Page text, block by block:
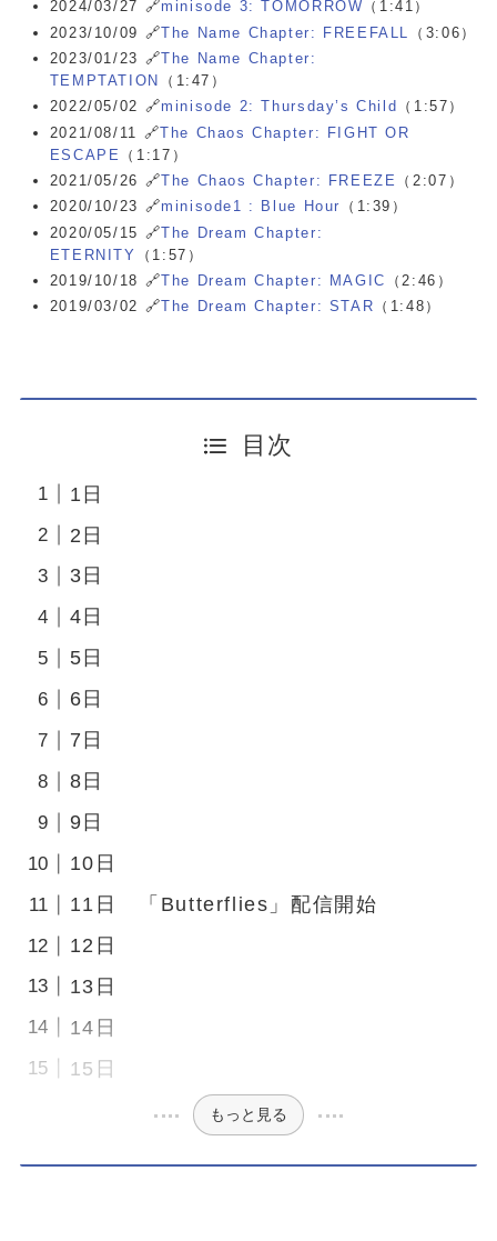
2024/03/27 🔗minisode 3: TOMORROW （1:41）
2023/10/09 🔗The Name Chapter: FREEFALL
（3:06）
2023/01/23 🔗The Name Chapter:
TEMPTATION
（1:47）
2022/05/02 🔗minisode 2: Thursday’s Child
（1:57）
2021/08/11 🔗The Chaos Chapter: FIGHT OR
ESCAPE
（1:17）
2021/05/26 🔗The Chaos Chapter: FREEZE
（2:07）
2020/10/23 🔗minisode1 : Blue Hour
（1:39）
2020/05/15 🔗The Dream Chapter:
ETERNITY
（1:57）
2019/10/18 🔗The Dream Chapter: MAGIC
（2:46）
2019/03/02 🔗The Dream Chapter: STAR （1:48）
目次
1日
2日
3日
4日
5日
6日
7日
8日
9日
10日
11日 「Butterflies」配信開始
12日
13日
14日
15日
もっと見る